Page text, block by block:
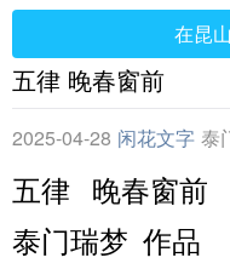
在昆
五律 晚春窗前
2025-04-28 闲花文字 泰
五律 晚春窗前
泰门瑞梦 作品